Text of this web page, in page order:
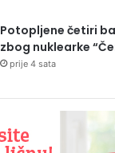
Potopljene četiri
zbog nuklearke
prije 4 sata